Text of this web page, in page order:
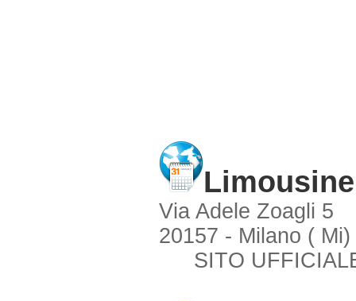
Via Adele Zoagli 5
20157 - Milano ( Mi)
SITO